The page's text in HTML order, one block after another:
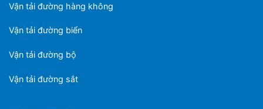
Vận tải đường hàng không
Vận tải đường biển
Vận tải đường bộ
Vận tải đường sắt